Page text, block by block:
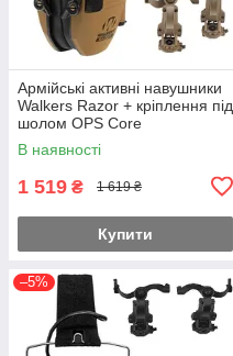
Армійські активні навушники
Walkers Razor + кріплення під
шолом OPS Core
(чебурашки) Койот
В наявності
1 519 ₴ 1 619 ₴
Купити
–5%